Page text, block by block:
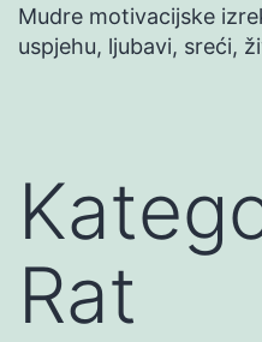
Mudre motivacijske
uspjehu, ljubavi, sreći,
Rat